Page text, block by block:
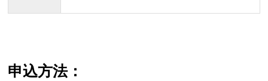
申込方法：